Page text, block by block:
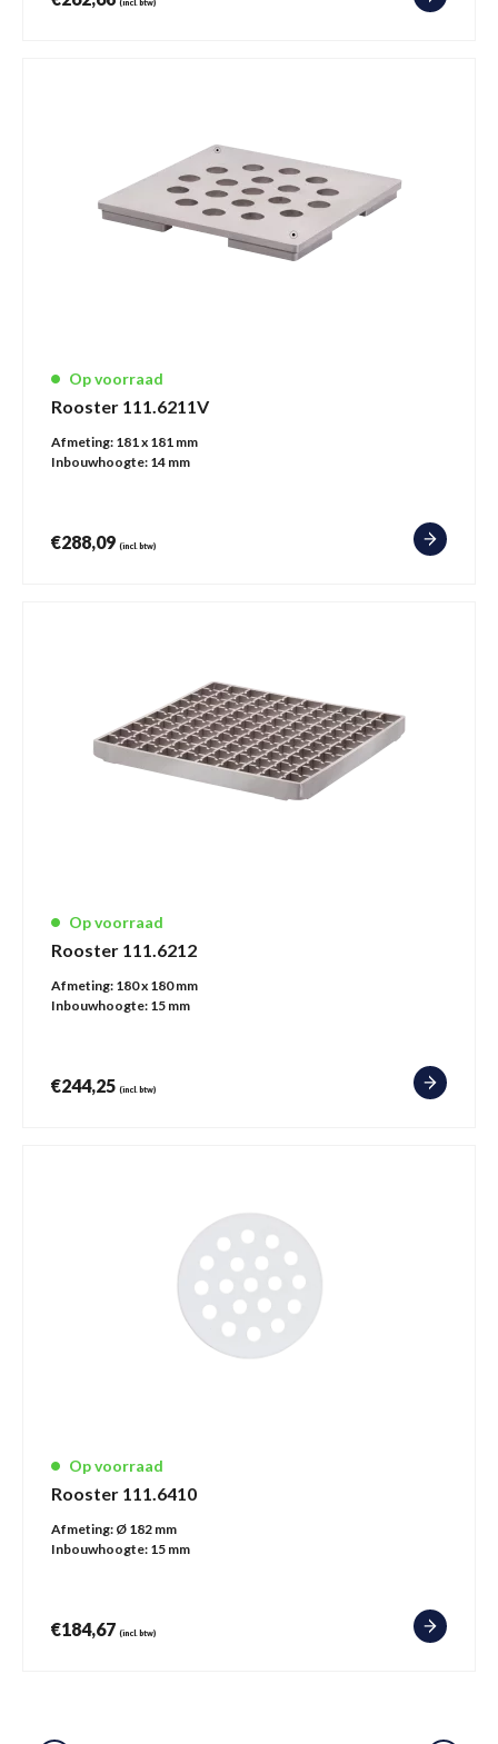
(incl. btw)
Op voorraad
Rooster 111.6211V
Afmeting: 181 x 181 mm
Inbouwhoogte: 14 mm
€288,09 (incl. btw)
Op voorraad
Rooster 111.6212
Afmeting: 180 x 180 mm
Inbouwhoogte: 15 mm
€244,25 (incl. btw)
Op voorraad
Rooster 111.6410
Afmeting: Ø 182 mm
Inbouwhoogte: 15 mm
€184,67 (incl. btw)